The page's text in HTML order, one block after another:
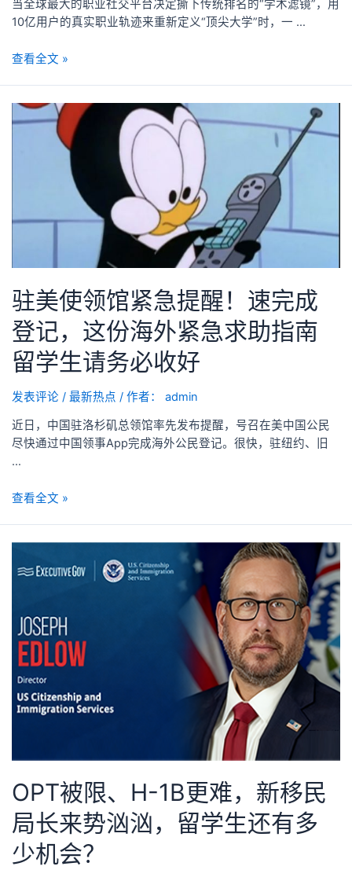
当全球最大的职业社交平台决定撕下传统排名的“学术滤镜”，用
10亿用户的真实职业轨迹来重新定义“顶尖大学”时，一 …
查看全文 »
驻美使领馆紧急提醒！速完成
登记，这份海外紧急求助指南
留学生请务必收好
发表评论 / 最新热点 / 作者： admin
近日，中国驻洛杉矶总领馆率先发布提醒，号召在美中国公民
尽快通过中国领事App完成海外公民登记。很快，驻纽约、旧
…
查看全文 »
OPT被限、H-1B更难，新移民
局长来势汹汹，留学生还有多
少机会？